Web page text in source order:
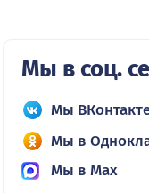
Мы в соц.
Мы
Мы в
Мы в Max